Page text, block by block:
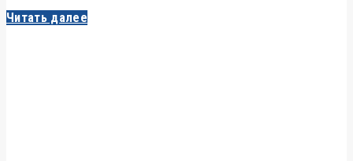
Читать далее